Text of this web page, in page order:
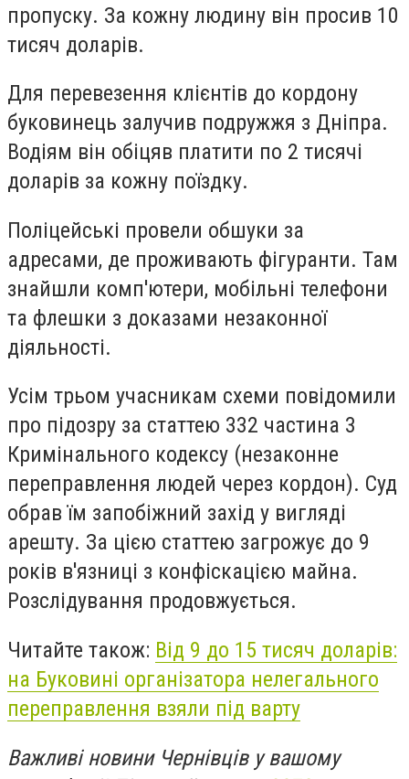
пропуску. За кожну людину він просив 10
тисяч доларів.
Для перевезення клієнтів до кордону
буковинець залучив подружжя з Дніпра.
Водіям він обіцяв платити по 2 тисячі
доларів за кожну поїздку.
Поліцейські провели обшуки за
адресами, де проживають фігуранти. Там
знайшли комп'ютери, мобільні телефони
та флешки з доказами незаконної
діяльності.
Усім трьом учасникам схеми повідомили
про підозру за статтею 332 частина 3
Кримінального кодексу (незаконне
переправлення людей через кордон). Суд
обрав їм запобіжний захід у вигляді
арешту. За цією статтею загрожує до 9
років в'язниці з конфіскацією майна.
Розслідування продовжується.
Читайте також: Від 9 до 15 тисяч доларів:
на Буковині організатора нелегального
переправлення взяли під варту
Важливі новини Чернівців у вашому